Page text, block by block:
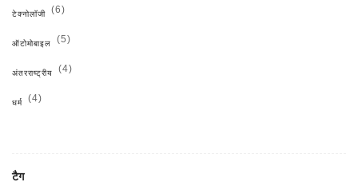
टेक्नोलॉजी (6)
ऑटोमोबाइल (5)
अंतरराष्ट्रीय (4)
धर्म (4)
टैग